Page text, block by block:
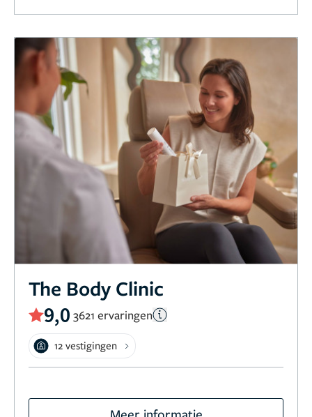
The Body Clinic
9,0 3621 ervaringen
12 vestigingen